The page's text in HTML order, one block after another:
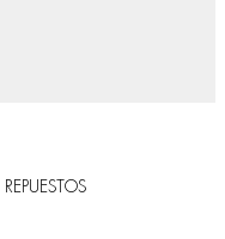
REPUESTOS